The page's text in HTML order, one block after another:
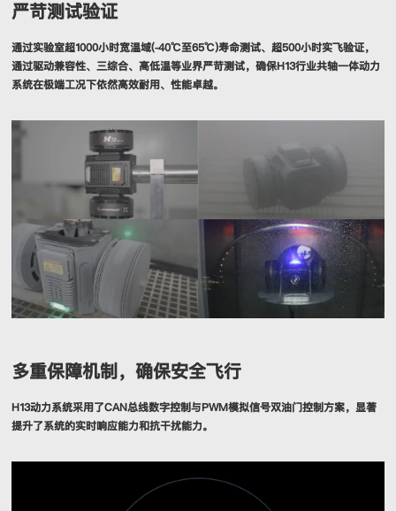
严苛测试验证
通过实验室超1000小时宽温域(-40℃至65℃)寿命测试、超500小时实飞验证，
通过驱动兼容性、三综合、高低温等业界严苛测试，确保H13行业共轴一体动力
系统在极端工况下依然高效耐用、性能卓越。
多重保障机制，确保安全飞行
H13动力系统采用了CAN总线数字控制与PWM模拟信号双油门控制方案，显著
提升了系统的实时响应能力和抗干扰能力。